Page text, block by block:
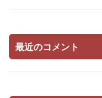
最近のコメント